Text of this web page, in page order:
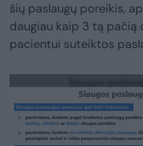
šių paslaugų poreikis,
daugiau kaip 3 tą pačią
pacientui suteiktos